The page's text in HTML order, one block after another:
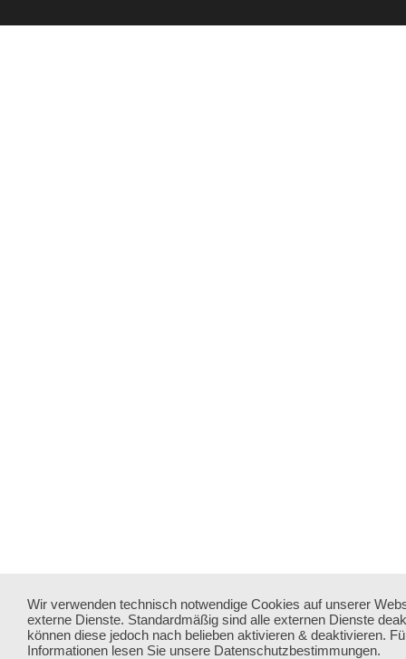
Wir verwenden technisch notwendige Cookies auf unserer
externe Dienste. Standardmäßig sind alle externen Dienste
können diese jedoch nach belieben aktivieren & deaktivieren.
Informationen lesen Sie unsere Datenschutzbestimmungen.